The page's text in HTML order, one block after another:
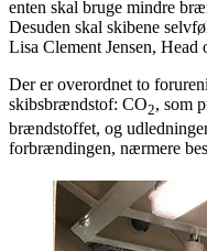
enten skal bruge mindre
Desuden skal skibene
Lisa Clement Jensen,
Der er overordnet to
skibsbrændstof: CO2, som
brændstoffet, og
forbrændingen, nærmere